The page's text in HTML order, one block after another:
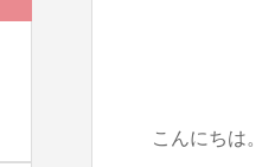
こんにちは。